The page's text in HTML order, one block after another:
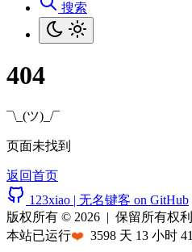
搜索
404
¯\_(ツ)_/¯
页面未找到
返回首页
123xiao | 无名键客 on GitHub
版权所有 © 2026 | 保留所有权利
本站已运行❤️ 3598 天 13 小时 41